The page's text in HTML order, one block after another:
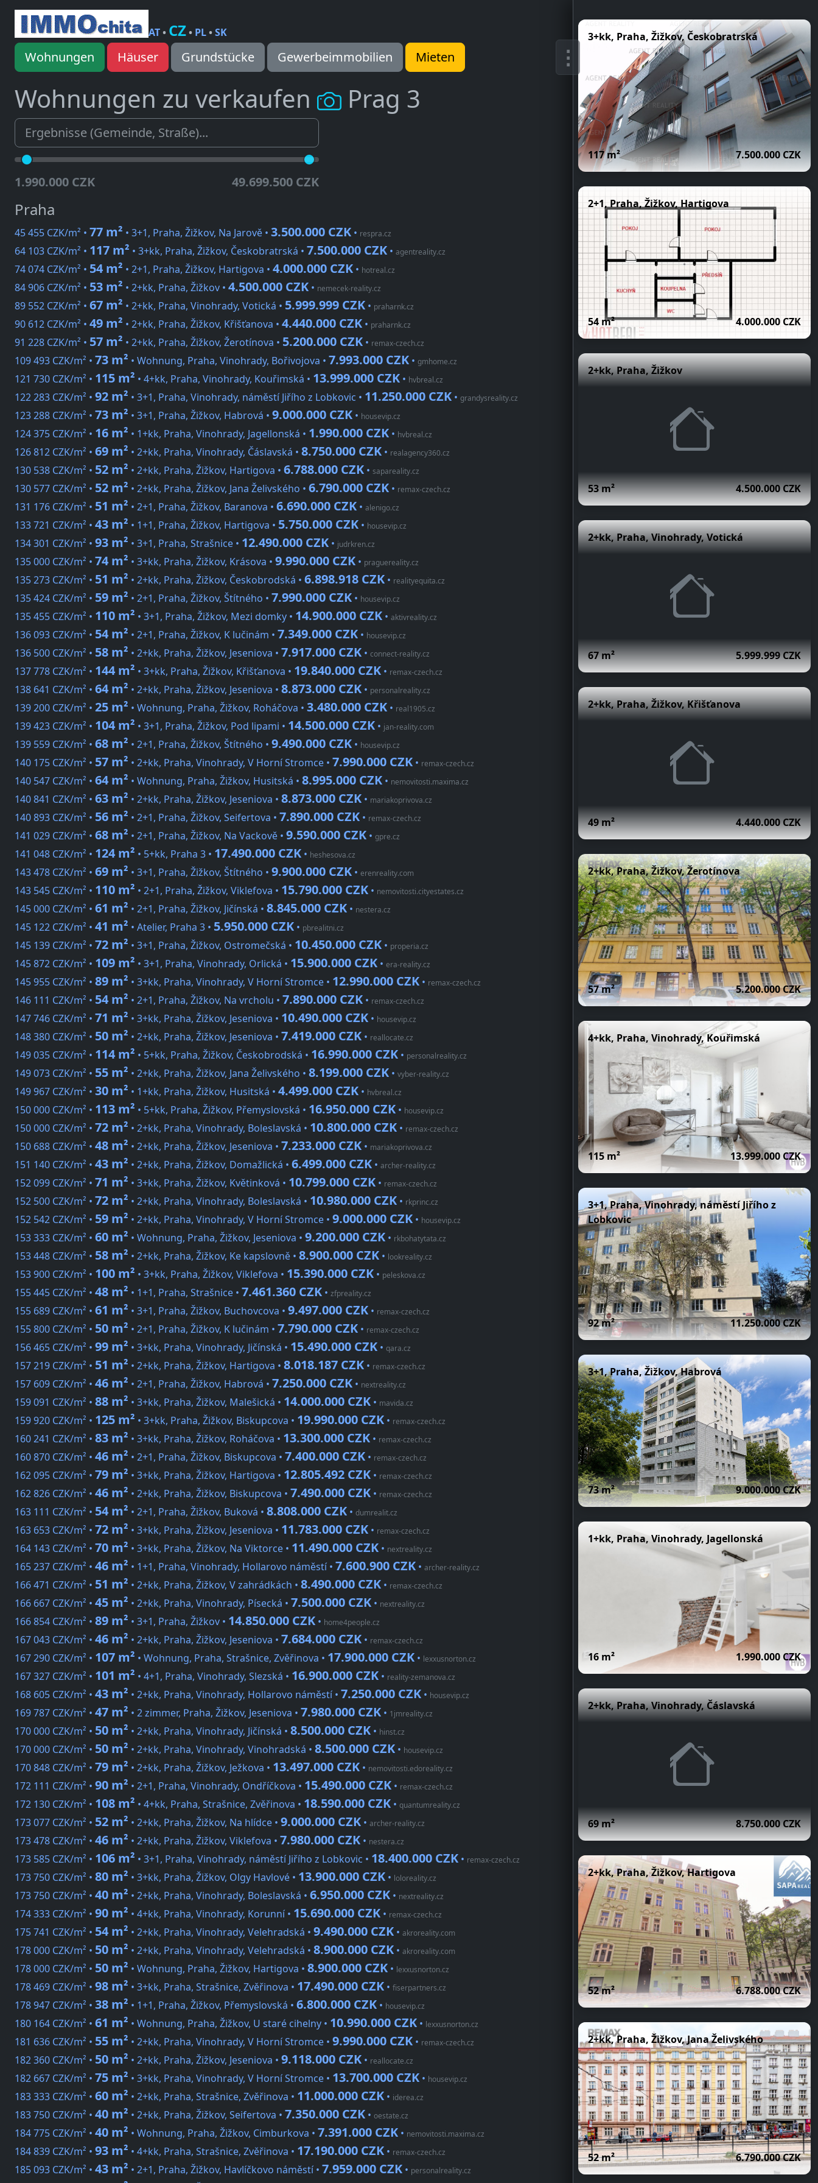
AT• CZ• PL•SK
Wohnungen Häuser Grundstücke Gewerbeimmobilien Mieten
Wohnungen zu verkaufen Prag 3
1.990.000 CZK 49.699.500 CZK
Praha
45 455 CZK/m² • 77 m² • 3+1, Praha, Žižkov, Na Jarově • 3.500.000 CZK • respra.cz
64 103 CZK/m² • 117 m² • 3+kk, Praha, Žižkov, Českobratrská • 7.500.000 CZK • agentreality.cz
74 074 CZK/m² • 54 m² • 2+1, Praha, Žižkov, Hartigova • 4.000.000 CZK • hotreal.cz
84 906 CZK/m² • 53 m² • 2+kk, Praha, Žižkov • 4.500.000 CZK • nemecek-reality.cz
89 552 CZK/m² • 67 m² • 2+kk, Praha, Vinohrady, Votická • 5.999.999 CZK • praharnk.cz
90 612 CZK/m² • 49 m² • 2+kk, Praha, Žižkov, Křišťanova • 4.440.000 CZK • praharnk.cz
91 228 CZK/m² • 57 m² • 2+kk, Praha, Žižkov, Žerotínova • 5.200.000 CZK • remax-czech.cz
109 493 CZK/m² • 73 m² • Wohnung, Praha, Vinohrady, Bořivojova • 7.993.000 CZK • gmhome.cz
121 730 CZK/m² • 115 m² • 4+kk, Praha, Vinohrady, Kouřimská • 13.999.000 CZK • hvbreal.cz
122 283 CZK/m² • 92 m² • 3+1, Praha, Vinohrady, náměstí Jiřího z Lobkovic • 11.250.000 CZK • grandysreality.cz
123 288 CZK/m² • 73 m² • 3+1, Praha, Žižkov, Habrová • 9.000.000 CZK • housevip.cz
124 375 CZK/m² • 16 m² • 1+kk, Praha, Vinohrady, Jagellonská • 1.990.000 CZK • hvbreal.cz
126 812 CZK/m² • 69 m² • 2+kk, Praha, Vinohrady, Čáslavská • 8.750.000 CZK • realagency360.cz
130 538 CZK/m² • 52 m² • 2+kk, Praha, Žižkov, Hartigova • 6.788.000 CZK • sapareality.cz
130 577 CZK/m² • 52 m² • 2+kk, Praha, Žižkov, Jana Želivského • 6.790.000 CZK • remax-czech.cz
131 176 CZK/m² • 51 m² • 2+1, Praha, Žižkov, Baranova • 6.690.000 CZK • alenigo.cz
133 721 CZK/m² • 43 m² • 1+1, Praha, Žižkov, Hartigova • 5.750.000 CZK • housevip.cz
134 301 CZK/m² • 93 m² • 3+1, Praha, Strašnice • 12.490.000 CZK • judrkren.cz
135 000 CZK/m² • 74 m² • 3+kk, Praha, Žižkov, Krásova • 9.990.000 CZK • praguereality.cz
135 273 CZK/m² • 51 m² • 2+kk, Praha, Žižkov, Českobrodská • 6.898.918 CZK • realityequita.cz
135 424 CZK/m² • 59 m² • 2+1, Praha, Žižkov, Štítného • 7.990.000 CZK • housevip.cz
135 455 CZK/m² • 110 m² • 3+1, Praha, Žižkov, Mezi domky • 14.900.000 CZK • aktivreality.cz
136 093 CZK/m² • 54 m² • 2+1, Praha, Žižkov, K lučinám • 7.349.000 CZK • housevip.cz
136 500 CZK/m² • 58 m² • 2+kk, Praha, Žižkov, Jeseniova • 7.917.000 CZK • connect-reality.cz
137 778 CZK/m² • 144 m² • 3+kk, Praha, Žižkov, Křišťanova • 19.840.000 CZK • remax-czech.cz
138 641 CZK/m² • 64 m² • 2+kk, Praha, Žižkov, Jeseniova • 8.873.000 CZK • personalreality.cz
139 200 CZK/m² • 25 m² • Wohnung, Praha, Žižkov, Roháčova • 3.480.000 CZK • real1905.cz
139 423 CZK/m² • 104 m² • 3+1, Praha, Žižkov, Pod lipami • 14.500.000 CZK • jan-reality.com
139 559 CZK/m² • 68 m² • 2+1, Praha, Žižkov, Štítného • 9.490.000 CZK • housevip.cz
140 175 CZK/m² • 57 m² • 2+kk, Praha, Vinohrady, V Horní Stromce • 7.990.000 CZK • remax-czech.cz
140 547 CZK/m² • 64 m² • Wohnung, Praha, Žižkov, Husitská • 8.995.000 CZK • nemovitosti.maxima.cz
140 841 CZK/m² • 63 m² • 2+kk, Praha, Žižkov, Jeseniova • 8.873.000 CZK • mariakoprivova.cz
140 893 CZK/m² • 56 m² • 2+1, Praha, Žižkov, Seifertova • 7.890.000 CZK • remax-czech.cz
141 029 CZK/m² • 68 m² • 2+1, Praha, Žižkov, Na Vackově • 9.590.000 CZK • gpre.cz
141 048 CZK/m² • 124 m² • 5+kk, Praha 3 • 17.490.000 CZK • heshesova.cz
143 478 CZK/m² • 69 m² • 3+1, Praha, Žižkov, Štítného • 9.900.000 CZK • erenreality.com
143 545 CZK/m² • 110 m² • 2+1, Praha, Žižkov, Viklefova • 15.790.000 CZK • nemovitosti.cityestates.cz
145 000 CZK/m² • 61 m² • 2+1, Praha, Žižkov, Jičínská • 8.845.000 CZK • nestera.cz
145 122 CZK/m² • 41 m² • Atelier, Praha 3 • 5.950.000 CZK • pbrealitni.cz
145 139 CZK/m² • 72 m² • 3+1, Praha, Žižkov, Ostromečská • 10.450.000 CZK • properia.cz
145 872 CZK/m² • 109 m² • 3+1, Praha, Vinohrady, Orlická • 15.900.000 CZK • era-reality.cz
145 955 CZK/m² • 89 m² • 3+kk, Praha, Vinohrady, V Horní Stromce • 12.990.000 CZK • remax-czech.cz
146 111 CZK/m² • 54 m² • 2+1, Praha, Žižkov, Na vrcholu • 7.890.000 CZK • remax-czech.cz
147 746 CZK/m² • 71 m² • 3+kk, Praha, Žižkov, Jeseniova • 10.490.000 CZK • housevip.cz
148 380 CZK/m² • 50 m² • 2+kk, Praha, Žižkov, Jeseniova • 7.419.000 CZK • reallocate.cz
149 035 CZK/m² • 114 m² • 5+kk, Praha, Žižkov, Českobrodská • 16.990.000 CZK • personalreality.cz
149 073 CZK/m² • 55 m² • 2+kk, Praha, Žižkov, Jana Želivského • 8.199.000 CZK • vyber-reality.cz
149 967 CZK/m² • 30 m² • 1+kk, Praha, Žižkov, Husitská • 4.499.000 CZK • hvbreal.cz
150 000 CZK/m² • 113 m² • 5+kk, Praha, Žižkov, Přemyslovská • 16.950.000 CZK • housevip.cz
150 000 CZK/m² • 72 m² • 2+kk, Praha, Vinohrady, Boleslavská • 10.800.000 CZK • remax-czech.cz
150 688 CZK/m² • 48 m² • 2+kk, Praha, Žižkov, Jeseniova • 7.233.000 CZK • mariakoprivova.cz
151 140 CZK/m² • 43 m² • 2+kk, Praha, Žižkov, Domažlická • 6.499.000 CZK • archer-reality.cz
152 099 CZK/m² • 71 m² • 3+kk, Praha, Žižkov, Květinková • 10.799.000 CZK • remax-czech.cz
152 500 CZK/m² • 72 m² • 2+kk, Praha, Vinohrady, Boleslavská • 10.980.000 CZK • rkprinc.cz
152 542 CZK/m² • 59 m² • 2+kk, Praha, Vinohrady, V Horní Stromce • 9.000.000 CZK • housevip.cz
153 333 CZK/m² • 60 m² • Wohnung, Praha, Žižkov, Jeseniova • 9.200.000 CZK • rkbohatytata.cz
153 448 CZK/m² • 58 m² • 2+kk, Praha, Žižkov, Ke kapslovně • 8.900.000 CZK • lookreality.cz
153 900 CZK/m² • 100 m² • 3+kk, Praha, Žižkov, Viklefova • 15.390.000 CZK • peleskova.cz
155 445 CZK/m² • 48 m² • 1+1, Praha, Strašnice • 7.461.360 CZK • zfpreality.cz
155 689 CZK/m² • 61 m² • 3+1, Praha, Žižkov, Buchovcova • 9.497.000 CZK • remax-czech.cz
155 800 CZK/m² • 50 m² • 2+1, Praha, Žižkov, K lučinám • 7.790.000 CZK • remax-czech.cz
156 465 CZK/m² • 99 m² • 3+kk, Praha, Vinohrady, Jičínská • 15.490.000 CZK • qara.cz
157 219 CZK/m² • 51 m² • 2+kk, Praha, Žižkov, Hartigova • 8.018.187 CZK • remax-czech.cz
157 609 CZK/m² • 46 m² • 2+1, Praha, Žižkov, Habrová • 7.250.000 CZK • nextreality.cz
159 091 CZK/m² • 88 m² • 3+kk, Praha, Žižkov, Malešická • 14.000.000 CZK • mavida.cz
159 920 CZK/m² • 125 m² • 3+kk, Praha, Žižkov, Biskupcova • 19.990.000 CZK • remax-czech.cz
160 241 CZK/m² • 83 m² • 3+kk, Praha, Žižkov, Roháčova • 13.300.000 CZK • remax-czech.cz
160 870 CZK/m² • 46 m² • 2+1, Praha, Žižkov, Biskupcova • 7.400.000 CZK • remax-czech.cz
162 095 CZK/m² • 79 m² • 3+kk, Praha, Žižkov, Hartigova • 12.805.492 CZK • remax-czech.cz
162 826 CZK/m² • 46 m² • 2+kk, Praha, Žižkov, Biskupcova • 7.490.000 CZK • remax-czech.cz
163 111 CZK/m² • 54 m² • 2+1, Praha, Žižkov, Buková • 8.808.000 CZK • dumrealit.cz
163 653 CZK/m² • 72 m² • 3+kk, Praha, Žižkov, Jeseniova • 11.783.000 CZK • remax-czech.cz
164 143 CZK/m² • 70 m² • 3+kk, Praha, Žižkov, Na Viktorce • 11.490.000 CZK • nextreality.cz
165 237 CZK/m² • 46 m² • 1+1, Praha, Vinohrady, Hollarovo náměstí • 7.600.900 CZK • archer-reality.cz
166 471 CZK/m² • 51 m² • 2+kk, Praha, Žižkov, V zahrádkách • 8.490.000 CZK • remax-czech.cz
166 667 CZK/m² • 45 m² • 2+kk, Praha, Vinohrady, Písecká • 7.500.000 CZK • nextreality.cz
166 854 CZK/m² • 89 m² • 3+1, Praha, Žižkov • 14.850.000 CZK • home4people.cz
167 043 CZK/m² • 46 m² • 2+kk, Praha, Žižkov, Jeseniova • 7.684.000 CZK • remax-czech.cz
167 290 CZK/m² • 107 m² • Wohnung, Praha, Strašnice, Zvěřinova • 17.900.000 CZK • lexxusnorton.cz
167 327 CZK/m² • 101 m² • 4+1, Praha, Vinohrady, Slezská • 16.900.000 CZK • reality-zemanova.cz
168 605 CZK/m² • 43 m² • 2+kk, Praha, Vinohrady, Hollarovo náměstí • 7.250.000 CZK • housevip.cz
169 787 CZK/m² • 47 m² • 2 zimmer, Praha, Žižkov, Jeseniova • 7.980.000 CZK • 1jmreality.cz
170 000 CZK/m² • 50 m² • 2+kk, Praha, Vinohrady, Jičínská • 8.500.000 CZK • hinst.cz
170 000 CZK/m² • 50 m² • 2+kk, Praha, Vinohrady, Vinohradská • 8.500.000 CZK • housevip.cz
170 848 CZK/m² • 79 m² • 2+kk, Praha, Žižkov, Ježkova • 13.497.000 CZK • nemovitosti.edoreality.cz
172 111 CZK/m² • 90 m² • 2+1, Praha, Vinohrady, Ondříčkova • 15.490.000 CZK • remax-czech.cz
172 130 CZK/m² • 108 m² • 4+kk, Praha, Strašnice, Zvěřinova • 18.590.000 CZK • quantumreality.cz
173 077 CZK/m² • 52 m² • 2+kk, Praha, Žižkov, Na hlídce • 9.000.000 CZK • archer-reality.cz
173 478 CZK/m² • 46 m² • 2+kk, Praha, Žižkov, Viklefova • 7.980.000 CZK • nestera.cz
173 585 CZK/m² • 106 m² • 3+1, Praha, Vinohrady, náměstí Jiřího z Lobkovic • 18.400.000 CZK • remax-czech.cz
173 750 CZK/m² • 80 m² • 3+kk, Praha, Žižkov, Olgy Havlové • 13.900.000 CZK • loloreality.cz
173 750 CZK/m² • 40 m² • 2+kk, Praha, Vinohrady, Boleslavská • 6.950.000 CZK • nextreality.cz
174 333 CZK/m² • 90 m² • 4+kk, Praha, Vinohrady, Korunní • 15.690.000 CZK • remax-czech.cz
175 741 CZK/m² • 54 m² • 2+kk, Praha, Vinohrady, Velehradská • 9.490.000 CZK • akroreality.com
178 000 CZK/m² • 50 m² • 2+kk, Praha, Vinohrady, Velehradská • 8.900.000 CZK • akroreality.com
178 000 CZK/m² • 50 m² • Wohnung, Praha, Žižkov, Hartigova • 8.900.000 CZK • lexxusnorton.cz
178 469 CZK/m² • 98 m² • 3+kk, Praha, Strašnice, Zvěřinova • 17.490.000 CZK • fiserpartners.cz
178 947 CZK/m² • 38 m² • 1+1, Praha, Žižkov, Přemyslovská • 6.800.000 CZK • housevip.cz
180 164 CZK/m² • 61 m² • Wohnung, Praha, Žižkov, U staré cihelny • 10.990.000 CZK • lexxusnorton.cz
181 636 CZK/m² • 55 m² • 2+kk, Praha, Vinohrady, V Horní Stromce • 9.990.000 CZK • remax-czech.cz
182 360 CZK/m² • 50 m² • 2+kk, Praha, Žižkov, Jeseniova • 9.118.000 CZK • reallocate.cz
182 667 CZK/m² • 75 m² • 3+kk, Praha, Vinohrady, V Horní Stromce • 13.700.000 CZK • housevip.cz
183 333 CZK/m² • 60 m² • 2+kk, Praha, Strašnice, Zvěřinova • 11.000.000 CZK • iderea.cz
183 750 CZK/m² • 40 m² • 2+kk, Praha, Žižkov, Seifertova • 7.350.000 CZK • oestate.cz
184 775 CZK/m² • 40 m² • Wohnung, Praha, Žižkov, Cimburkova • 7.391.000 CZK • nemovitosti.maxima.cz
184 839 CZK/m² • 93 m² • 4+kk, Praha, Strašnice, Zvěřinova • 17.190.000 CZK • remax-czech.cz
185 093 CZK/m² • 43 m² • 2+1, Praha, Žižkov, Havlíčkovo náměstí • 7.959.000 CZK • personalreality.cz